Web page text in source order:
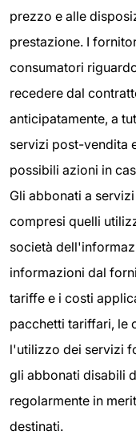
prezzo e alle
prestazione. I
consumatori
recedere dal
anticipatamente, a
servizi post-vendita
possibili azioni in
Gli abbonati a
compresi quelli
società
informazioni dal
tariffe e i costi
pacchetti tariffari, le
l'utilizzo dei servizi
gli abbonati disabili
regolarmente in
destinati.